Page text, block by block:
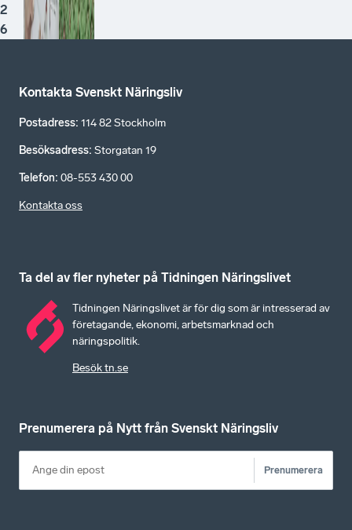
2
6
Kontakta Svenskt Näringsliv
Postadress: 114 82 Stockholm
Besöksadress: Storgatan 19
Telefon: 08-553 430 00
Kontakta oss
Ta del av fler nyheter på Tidningen Näringslivet
Tidningen Näringslivet är för dig som är intresserad av
företagande, ekonomi, arbetsmarknad och
näringspolitik.
Besök tn.se
Prenumerera på Nytt från Svenskt Näringsliv
Prenumerera